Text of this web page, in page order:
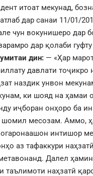
итоат мекунад,
дар санаи 11/01/
чун вокунишеро дар
дар қолаби
дин: — «Ҳар
давлати тоҷикро
наздик унвон
ки шояд на ҳамаи
иҷборан онҳоро ба
шомил месозам. Аммо,
интишор
аз тафаккури
Далел ҳамин
таълимоти наҳзатӣ